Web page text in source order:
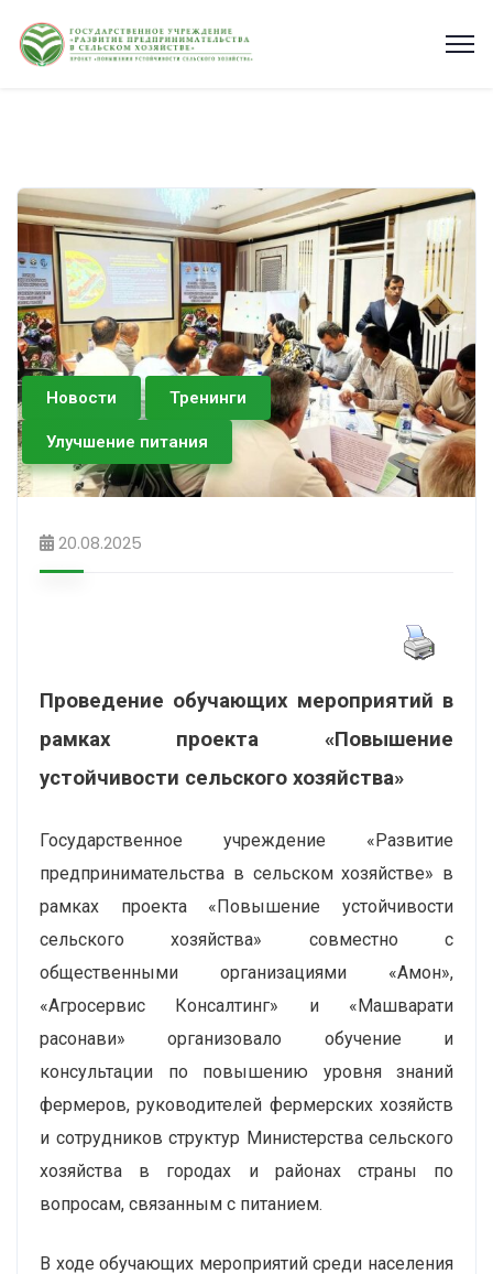
Новости Тренинги
Улучшение питания
20.08.2025
Проведение обучающих мероприятий в
рамках проекта «Повышение
устойчивости сельского хозяйства»
Государственное учреждение «Развитие
предпринимательства в сельском хозяйстве» в
рамках проекта «Повышение устойчивости
сельского хозяйства» совместно с
общественными организациями «Амон»,
«Агросервис Консалтинг» и «Машварати
расонави» организовало обучение и
консультации по повышению уровня знаний
фермеров, руководителей фермерских хозяйств
и сотрудников структур Министерства сельского
хозяйства в городах и районах страны по
вопросам, связанным с питанием.
В ходе обучающих мероприятий среди населения